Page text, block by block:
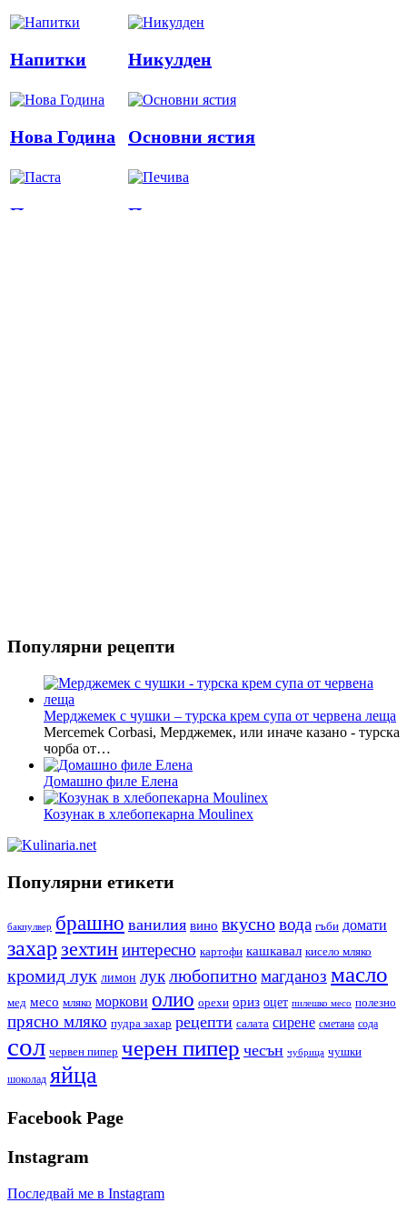
Напитки Никулден
Нова Година Основни ястия
Паста Печива
Популярни рецепти
Мерджемек с чушки – турска крем супа от червена леща
Mercemek Corbasi, Мерджемек, или иначе казано - турска
чорба от…
Домашно филе Елена
Козунак в хлебопекарна Moulinex
Популярни етикети
бакпулвер брашно ванилия вино вкусновода гъби домати
захар зехтининтересно картофи кашкавал кисело мляко
кромид лук лимон луклюбопитномагданоз масло
мед месо мляко моркови олио орехи ориз оцет пилешко месо полезно
прясно мляко пудра захар рецепти салата сирене сметана сода
сол червен пипер черен пипер чесън чубрица чушки
шоколад яйца
Facebook Page
Instagram
Последвай ме в Instagram